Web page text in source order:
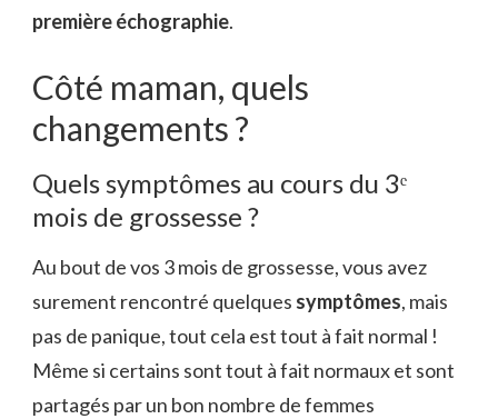
première échographie.
Côté maman, quels
changements ?
Quels symptômes au cours du 3ᵉ
mois de grossesse ?
Au bout de vos 3 mois de grossesse, vous avez
surement rencontré quelques symptômes, mais
pas de panique, tout cela est tout à fait normal !
Même si certains sont tout à fait normaux et sont
partagés par un bon nombre de femmes